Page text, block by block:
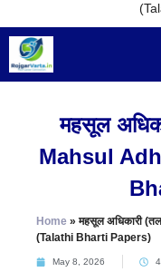
महसूल
Mahsul
Home »महसूल अधिकारी
(Talathi Bharti Papers)
May 8, 2026